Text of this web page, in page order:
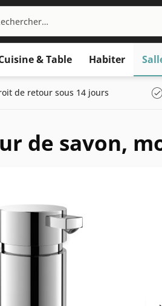
& Table Habiter
de retour sous 14 jours
de savon,